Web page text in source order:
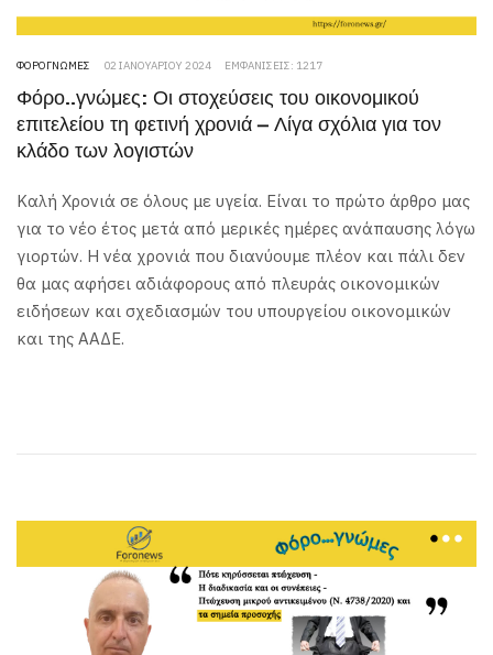
ΦΟΡΟΓΝΏΜΕΣ 02 ΙΑΝΟΥΑΡΊΟΥ 2024 ΕΜΦΑΝΊΣΕΙΣ: 1217
Φόρο..γνώμες: Οι στοχεύσεις του οικονομικού
επιτελείου τη φετινή χρονιά – Λίγα σχόλια για τον
κλάδο των λογιστών
Καλή Χρονιά σε όλους με υγεία. Είναι το πρώτο άρθρο μας
για το νέο έτος μετά από μερικές ημέρες ανάπαυσης λόγω
γιορτών. Η νέα χρονιά που διανύουμε πλέον και πάλι δεν
θα μας αφήσει αδιάφορους από πλευράς οικονομικών
ειδήσεων και σχεδιασμών του υπουργείου οικονομικών
και της ΑΑΔΕ.